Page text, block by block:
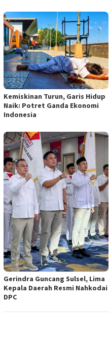
Kemiskinan Turun, Garis Hidup
Naik: Potret Ganda Ekonomi
Indonesia
Gerindra Guncang Sulsel, Lima
Kepala Daerah Resmi Nahkodai
DPC